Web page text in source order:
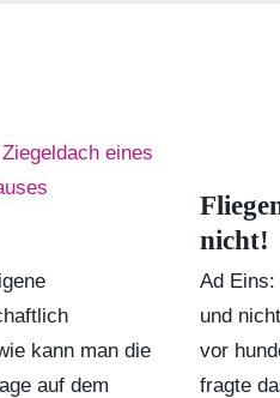
kann man die
auf dem
nicht!
Ad Eins:
und
vor
fragte